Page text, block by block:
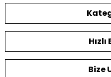
Bize